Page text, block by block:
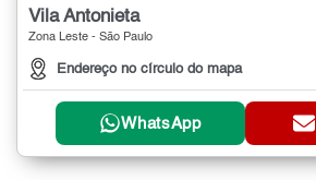
Vila Antonieta
Zona Leste - São Paulo
Endereço no círculo do mapa
WhatsApp